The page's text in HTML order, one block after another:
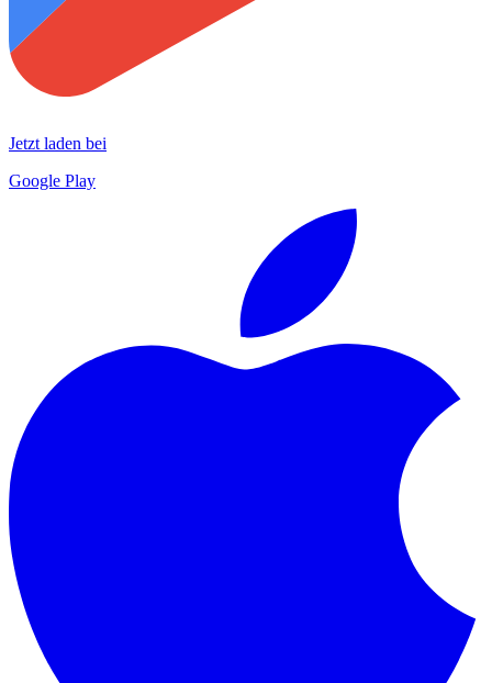
Jetzt laden bei
Google Play